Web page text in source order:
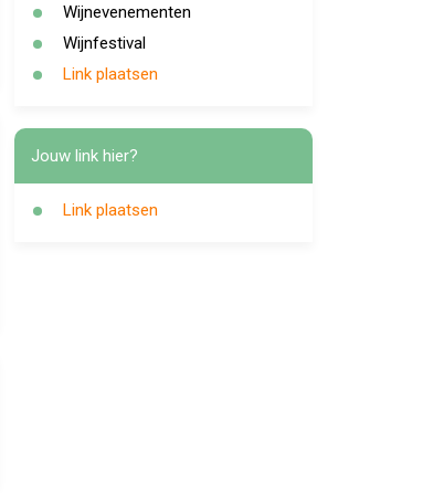
Wijnevenementen
Wijnfestival
Link plaatsen
Jouw link hier?
Link plaatsen